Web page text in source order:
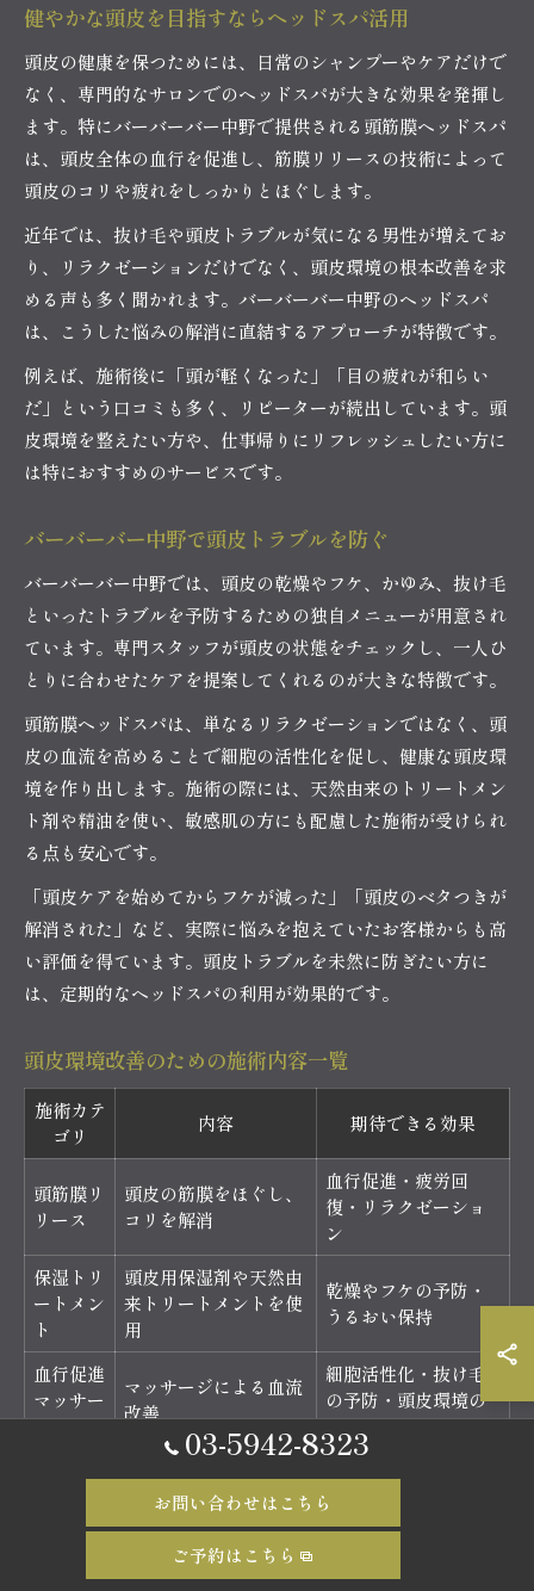
健やかな頭皮を目指すならヘッドスパ活用
頭皮の健康を保つためには、日常のシャンプーやケアだけで
なく、専門的なサロンでのヘッドスパが大きな効果を発揮し
ます。特にバーバーバー中野で提供される頭筋膜ヘッドスパ
は、頭皮全体の血行を促進し、筋膜リリースの技術によって
頭皮のコリや疲れをしっかりとほぐします。
近年では、抜け毛や頭皮トラブルが気になる男性が増えてお
り、リラクゼーションだけでなく、頭皮環境の根本改善を求
める声も多く聞かれます。バーバーバー中野のヘッドスパ
は、こうした悩みの解消に直結するアプローチが特徴です。
例えば、施術後に「頭が軽くなった」「目の疲れが和らい
だ」という口コミも多く、リピーターが続出しています。頭
皮環境を整えたい方や、仕事帰りにリフレッシュしたい方に
は特におすすめのサービスです。
バーバーバー中野で頭皮トラブルを防ぐ
バーバーバー中野では、頭皮の乾燥やフケ、かゆみ、抜け毛
といったトラブルを予防するための独自メニューが用意され
ています。専門スタッフが頭皮の状態をチェックし、一人ひ
とりに合わせたケアを提案してくれるのが大きな特徴です。
頭筋膜ヘッドスパは、単なるリラクゼーションではなく、頭
皮の血流を高めることで細胞の活性化を促し、健康な頭皮環
境を作り出します。施術の際には、天然由来のトリートメン
ト剤や精油を使い、敏感肌の方にも配慮した施術が受けられ
る点も安心です。
「頭皮ケアを始めてからフケが減った」「頭皮のベタつきが
解消された」など、実際に悩みを抱えていたお客様からも高
い評価を得ています。頭皮トラブルを未然に防ぎたい方に
は、定期的なヘッドスパの利用が効果的です。
頭皮環境改善のための施術内容一覧
施術カテ
ゴリ
内容 期待できる効果
頭筋膜リ
リース
頭皮の筋膜をほぐし、
コリを解消
血行促進・疲労回
復・リラクゼーショ
ン
保湿トリ
ートメン
ト
頭皮用保湿剤や天然由
来トリートメントを使
用
乾燥やフケの予防・
うるおい保持
血行促進
マッサー
ジ
マッサージによる血流
改善
細胞活性化・抜け毛
の予防・頭皮環境の
向上
れを除去
バーバーバー中野の頭筋膜ヘッドスパでは、頭皮環境を改善
03-5942-8323
お問い合わせはこちら
ご予約はこちら